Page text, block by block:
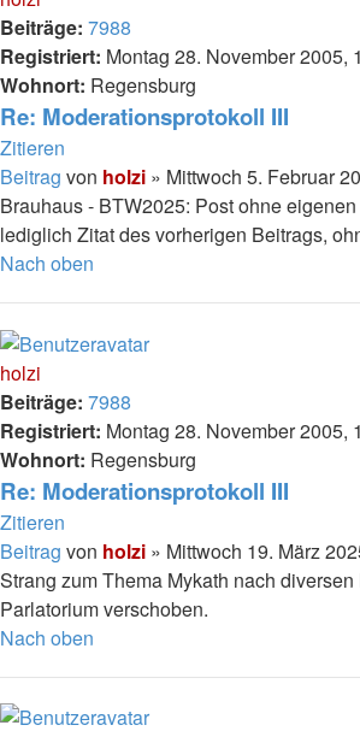
Beiträge: 7988
Registriert: Montag 28. November 2005,
Wohnort: Regensburg
Re: Moderationsprotokoll III
Zitieren
Beitrag von holzi » Mittwoch 5. Februar
Brauhaus - BTW2025: Post ohne
lediglich Zitat des vorherigen Beitrags,
Nach oben
holzi
Beiträge: 7988
Registriert: Montag 28. November 2005,
Wohnort: Regensburg
Re: Moderationsprotokoll III
Zitieren
Beitrag von holzi » Mittwoch 19. März
Strang zum Thema Mykath nach
Parlatorium verschoben.
Nach oben